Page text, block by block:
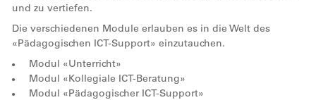
und zu vertiefen.
Die verschiedenen Module erlauben es in die Welt des
«Pädagogischen ICT-Support» einzutauchen.
Modul «Unterricht»
Modul «Kollegiale ICT-Beratung»
Modul «Pädagogischer ICT-Support»